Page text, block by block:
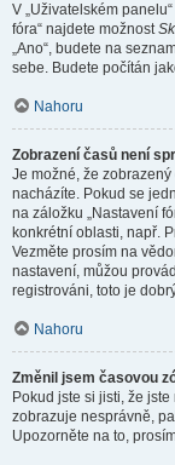
V „Uživatelském
fóra“ najdete možnost
„Ano“, budete na
sebe. Budete počítán
Nahoru
Zobrazení časů není
Je možné, že
nacházíte. Pokud se
na záložku „Nastavení
konkrétní oblasti, např.
Vezměte prosím na
nastavení, můžou
registrováni, toto je
Nahoru
Změnil jsem časovou
Pokud jste si jisti, že
zobrazuje nesprávně,
Upozorněte na to,